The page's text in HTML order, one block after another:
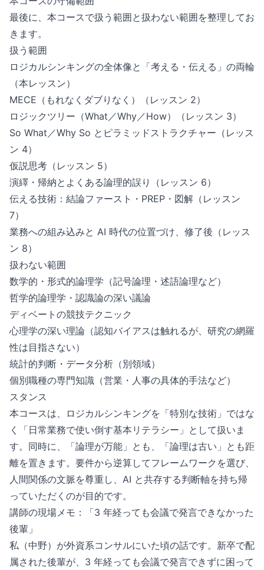
最後に、本コースで扱う範囲と扱わない範囲を整理してお
きます。
扱う範囲
ロジカルシンキングの全体像と「考える・伝える」の両輪
（本レッスン）
MECE（もれなくダブりなく）（レッスン 2）
ロジックツリー（What／Why／How）（レッスン 3）
So What／Why So とピラミッドストラクチャー（レッス
ン 4）
仮説思考（レッスン 5）
演繹・帰納とよくある論理的誤り（レッスン 6）
伝える技術：結論ファースト・PREP・図解（レッスン
7）
業務への組み込みと AI 時代の位置づけ、修了後（レッス
ン 8）
扱わない範囲
数学的・形式的論理学（記号論理・述語論理など）
哲学的論理学・認識論の深い議論
ディベートの競技テクニック
心理学の深い理論（認知バイアスは触れるが、研究の網羅
性は目指さない）
統計的判断・データ分析（別領域）
個別職種の専門知識（営業・人事の具体的手法など）
スタンス
本コースは、ロジカルシンキングを「特別な技術」ではな
く「日常業務で使い倒す基本リテラシー」として扱いま
す。同時に、「論理が万能」とも、「論理は古い」とも距
離を置きます。要件から逆算してフレームワークを選び、
人間関係の文脈を尊重し、AI と共存する判断軸を持ち帰
っていただくのが目的です。
講師の現場メモ：「3 年経っても会議で発言できなかった
後輩」
私（中野）が外資系コンサルにいた頃の話です。新卒で配
属された後輩が、3 年経っても会議で発言できずに困って